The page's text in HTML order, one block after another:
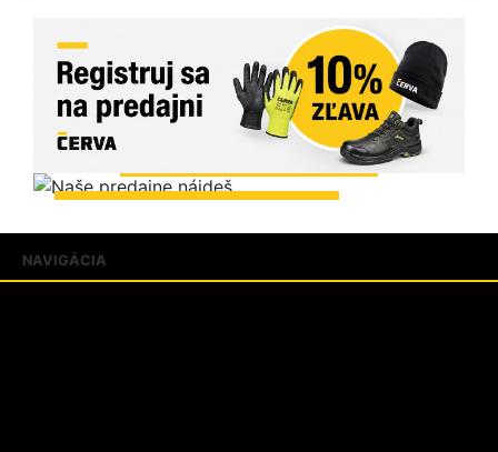
NAVIGÁCIA